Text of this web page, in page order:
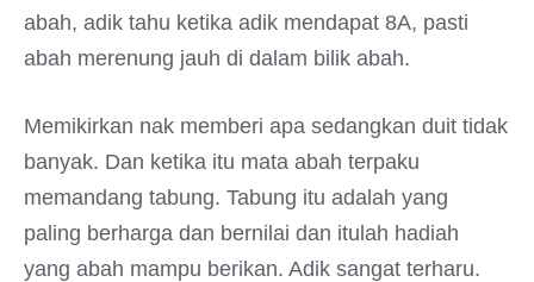
abah, adik tahu ketika adik mendapat 8A, pasti
abah merenung jauh di dalam bilik abah.
Memikirkan nak memberi apa sedangkan duit tidak
banyak. Dan ketika itu mata abah terpaku
memandang tabung. Tabung itu adalah yang
paling berharga dan bernilai dan itulah hadiah
yang abah mampu berikan. Adik sangat terharu.